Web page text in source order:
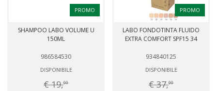
PROMO
SHAMPOO LABO VOLUME U
150ML
986584530
DISPONIBILE
€ 19,00
PROMO
LABO FONDOTINTA FLUIDO
EXTRA COMFORT SPF15 34
934840125
DISPONIBILE
€ 37,00